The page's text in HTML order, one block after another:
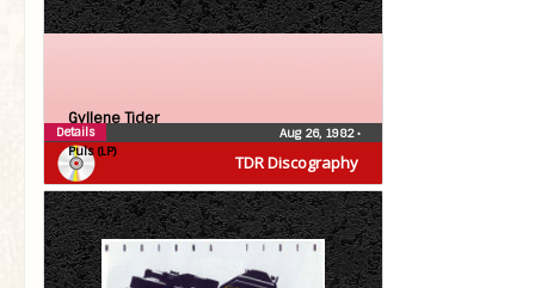
TDR Discography
Gyllene Tider
Puls (LP)
Aug 26, 1982•
Details